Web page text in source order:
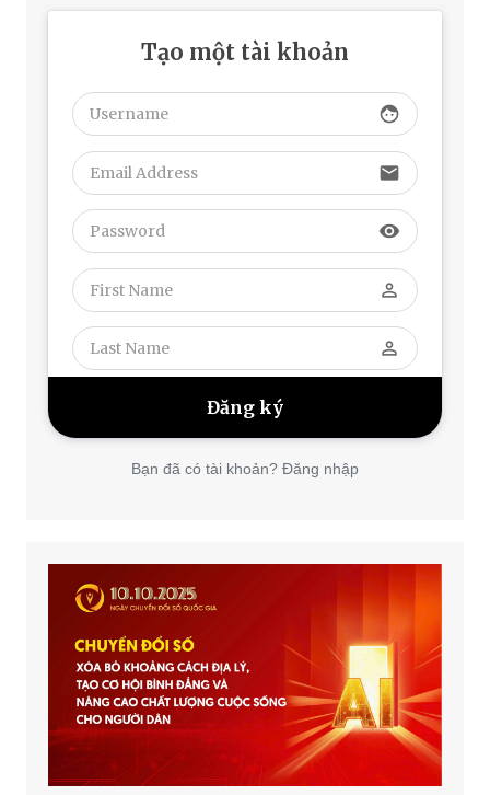
Tạo một tài khoản
face
email
visibility
perm_identity
perm_identity
Bạn đã có tài khoản? Đăng nhập